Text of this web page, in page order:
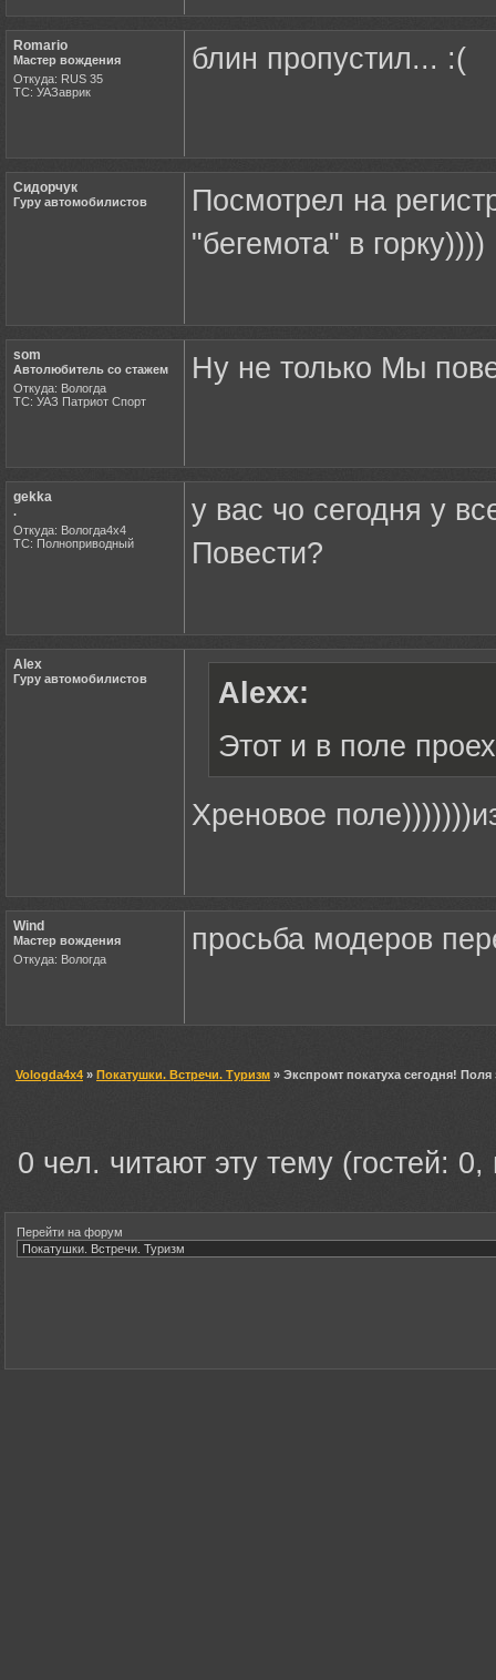
Romario
Мастер вождения
Откуда: RUS 35
ТС: УАЗаврик
блин пропустил... :(
Сидорчук
Гуру автомобилистов
Посмотрел на
"бегемота" в горку))))
som
Автолюбитель со стажем
Откуда: Вологда
ТС: УАЗ Патриот Спорт
Ну не только Мы
gekka
.
Откуда: Вологда4х4
ТС: Полноприводный
у вас чо сегодня у
Повести?
Alex
Гуру автомобилистов
Alexx:
Этот и в поле
Хреновое
Wind
Мастер вождения
Откуда: Вологда
просьба модеров
Vologda4x4 » Покатушки. Встречи. Туризм » Экспромт покатуха сегодня!
0 чел. читают эту тему (гостей:
Перейти на форум